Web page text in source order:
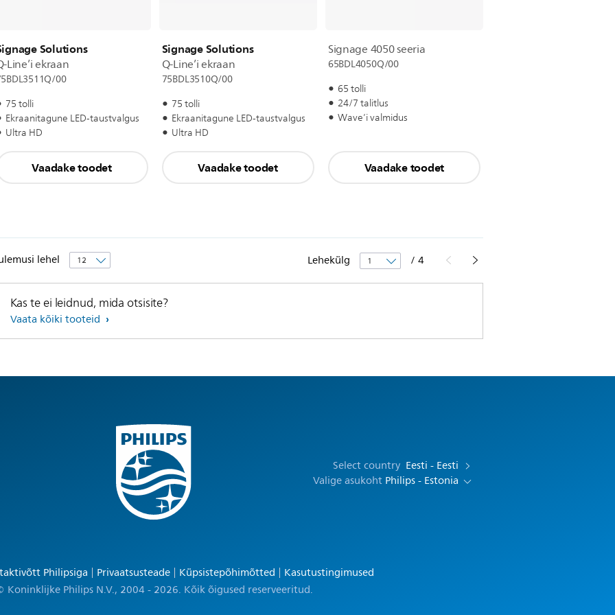
Solutions
Line’i ekraan
00
75 tolli
Ekraanitagune LED-taustvalgus
Ultra HD
Vaadake toodet
Signage Solutions
Q-Line’i ekraan
75BDL3510Q/00
75 tolli
Ekraanitagune LED-taustvalgus
Ultra HD
Vaadake toodet
Signage 4050 seeria
65BDL4050Q/00
65 tolli
24/7 talitlus
Wave’i valmidus
Vaadake toodet
lehel Lehekülg / 4
Kas te ei leidnud, mida otsisite?
Vaata kõiki tooteid
Select country Eesti - Eesti
Valige asukoht Philips - Estonia
Philipsiga Privaatsusteade Küpsistepõhimõtted Kasutustingimused
Koninklijke Philips N.V., 2004 - 2026. Kõik õigused reserveeritud.